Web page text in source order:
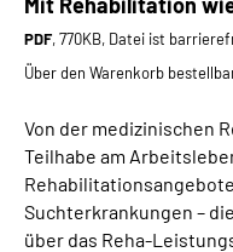
PDF, 770KB, Datei ist
Über den Warenkorb
Von der medizinischen
Teilhabe am
Suchterkrankungen –
über das Reha-